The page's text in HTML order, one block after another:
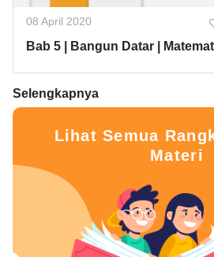
08 April 2020
Bab 5 | Bangun Datar |
Selengkapnya
Lihat Semua
Materi